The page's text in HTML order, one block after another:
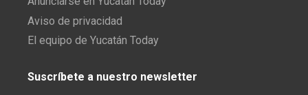
Aviso de privacidad
El equipo de Yucatán Today
Suscríbete a nuestro newsletter